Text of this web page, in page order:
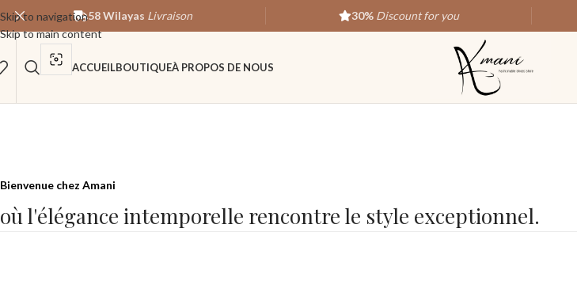
Skip to navigation
Skip to main content
58 Wilayas Livraison 30% Discount for you
ACCUEILBOUTIQUEÀ PROPOS DE NOUS
Bienvenue chez Amani
où l'élégance intemporelle rencontre le style exceptionnel.